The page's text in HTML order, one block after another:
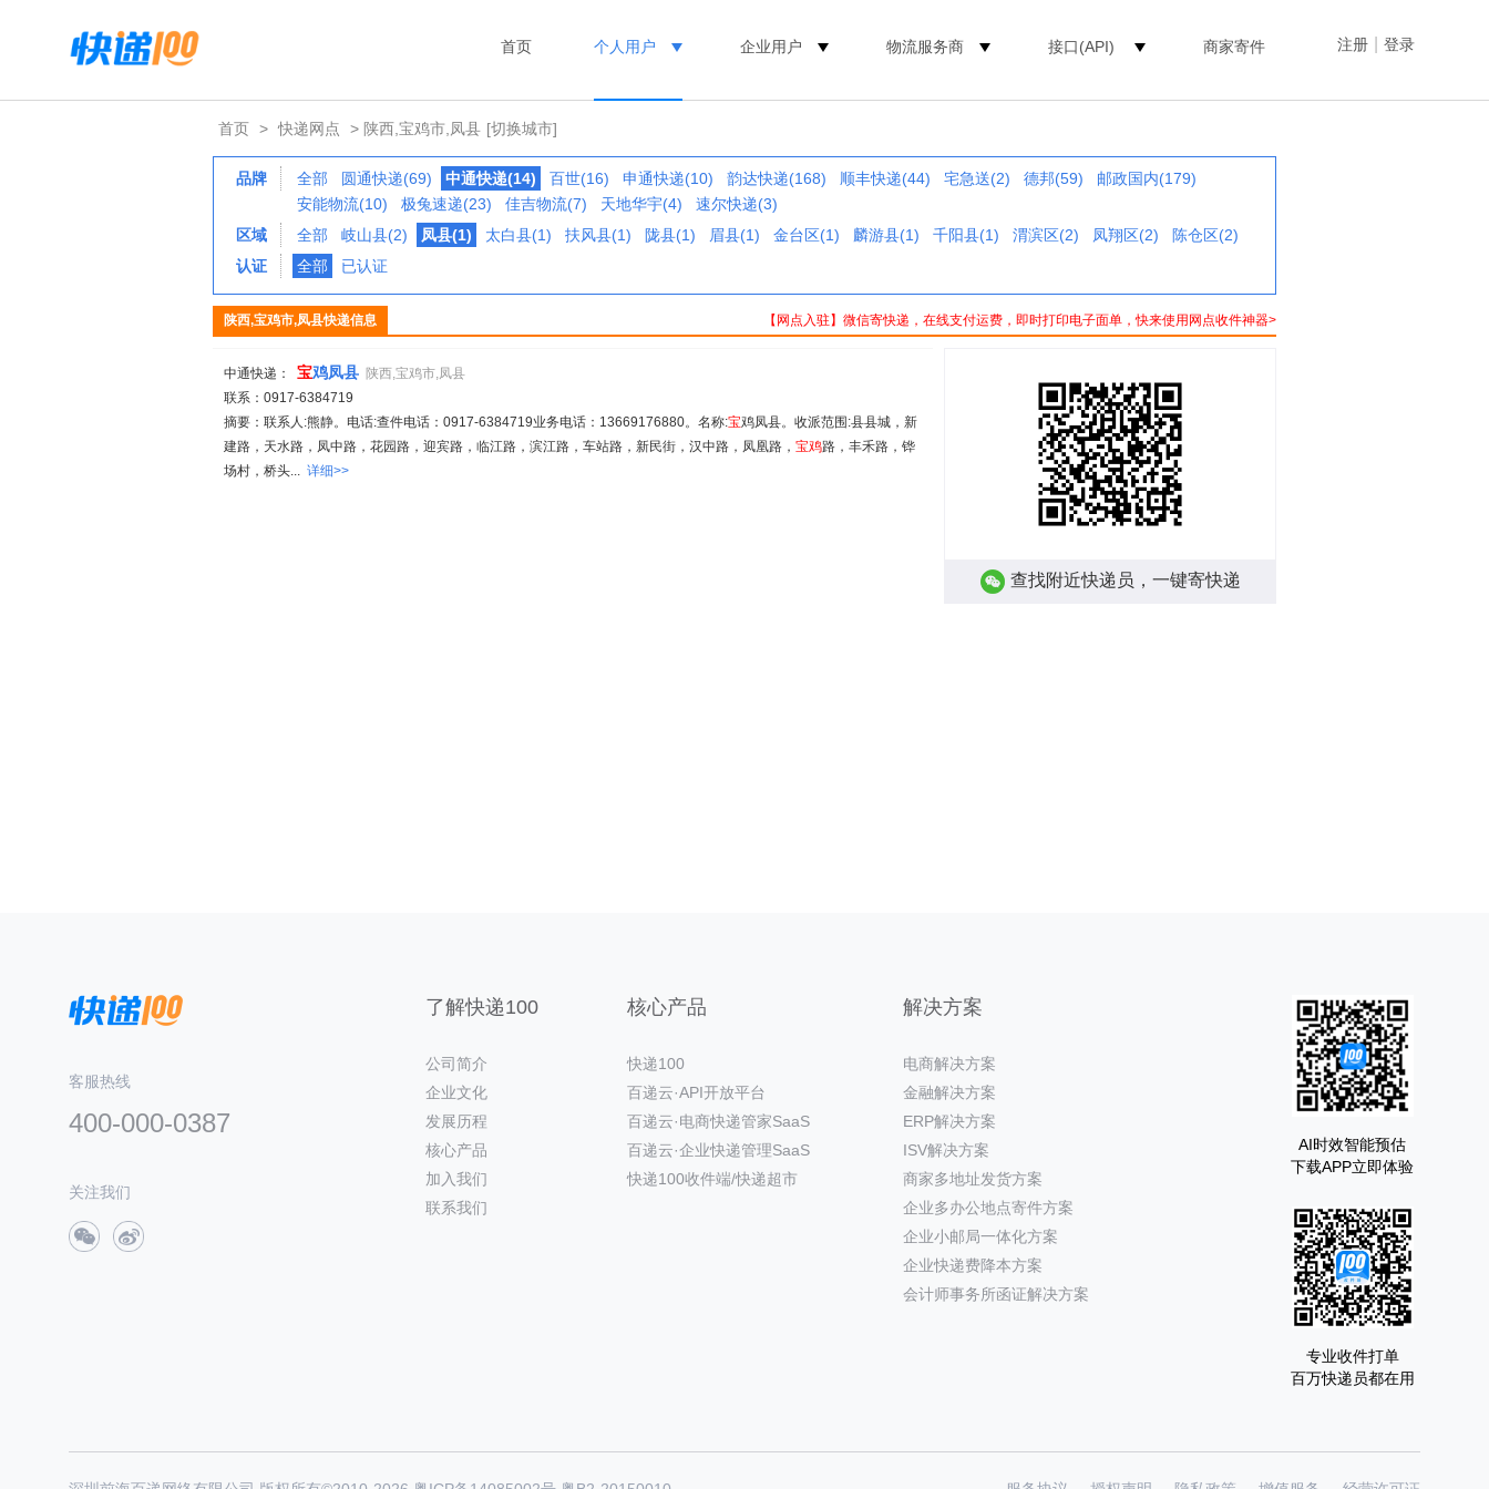
注册 登录
首页 个人用户 企业用户 物流服务商 接口(API) 商家寄件
首页 > 快递网点 > 陕西,宝鸡市,凤县 [切换城市]
品牌 全部 圆通快递(69) 中通快递(14) 百世(16) 申通快递(10) 韵达快递(168) 顺丰快递(44) 宅急送(2) 德邦(59)
邮政国内(179)
安能物流(10)
极兔速递(23) 佳吉物流(7) 天地华宇(4)
速尔快递(3)
区域
全部 岐山县(2) 凤县(1) 太白县(1) 扶风县(1) 陇县(1) 眉县(1) 金台区(1) 麟游县(1) 千阳县(1) 渭滨区(2) 凤翔区(2)
陈仓区(2)
认证
全部 已认证
【网点入驻】微信寄快递，在线支付运费，即时打印电子面单，快来使用网点收件神器>
陕西,宝鸡市,凤县快递信息
中通快递： 宝鸡凤县 陕西,宝鸡市,凤县
联系：0917-6384719
摘要：联系人:熊静。电话:查件电话：0917-6384719业务电话：13669176880。名称:宝鸡凤县。收派范围:县县城，新
建路，天水路，凤中路，花园路，迎宾路，临江路，滨江路，车站路，新民街，汉中路，凤凰路， 宝鸡路，丰禾路，铧
场村，桥头... 详细>>
查找附近快递员，一键寄快递
客服热线
400-000-0387
关注我们
了解快递100
公司简介
企业文化
发展历程
核心产品
加入我们
联系我们
核心产品
快递100
百递云·API开放平台
百递云·电商快递管家SaaS
百递云·企业快递管理SaaS
快递100收件端/快递超市
解决方案
电商解决方案
金融解决方案
ERP解决方案
ISV解决方案
商家多地址发货方案
企业多办公地点寄件方案
企业小邮局一体化方案
企业快递费降本方案
会计师事务所函证解决方案
AI时效智能预估
下载APP立即体验
专业收件打单
百万快递员都在用